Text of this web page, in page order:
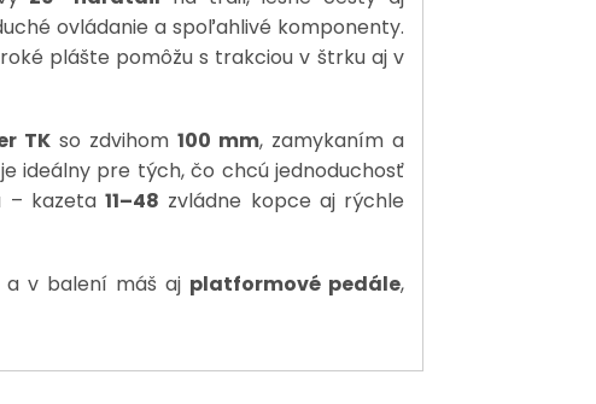
ovládanie a spoľahlivé komponenty.
plášte pomôžu s trakciou v štrku aj v
TK so zdvihom 100 mm, zamykaním a
je ideálny pre tých, čo chcú jednoduchosť
– kazeta 11–48 zvládne kopce aj rýchle
a v balení máš aj platformové pedále,